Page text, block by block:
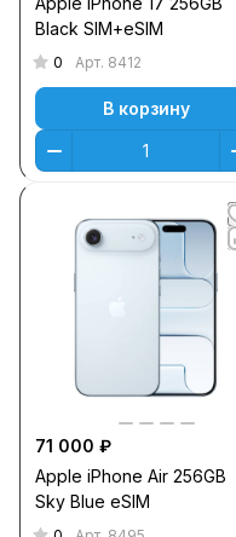
Black SIM+eSIM
0 Арт. 8412
В корзину
71 000 ₽
Apple iPhone Air 256GB
Sky Blue eSIM